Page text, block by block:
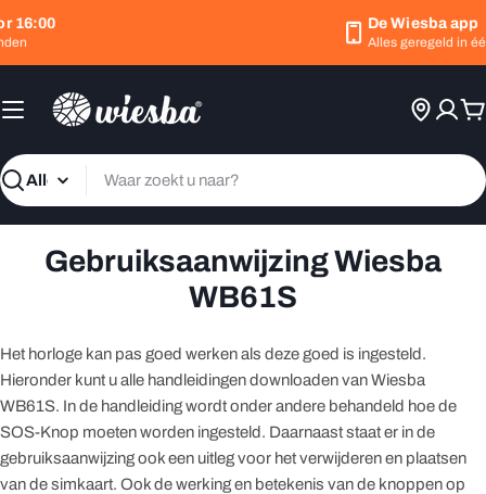
naar
inhoud
16:00 De Wiesba app
Alles geregeld in
Zoeken
Gebruiksaanwijzing Wiesba
WB61S
Het horloge kan pas goed werken als deze goed is ingesteld.
Hieronder kunt u alle handleidingen downloaden van Wiesba
WB61S. In de handleiding wordt onder andere behandeld hoe de
SOS-Knop moeten worden ingesteld. Daarnaast staat er in de
gebruiksaanwijzing ook een uitleg voor het verwijderen en plaatsen
van de simkaart. Ook de werking en betekenis van de knoppen op